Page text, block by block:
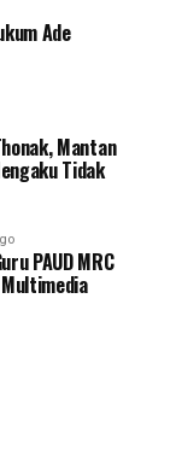
Ade
Mantan
Tidak
PAUD MRC